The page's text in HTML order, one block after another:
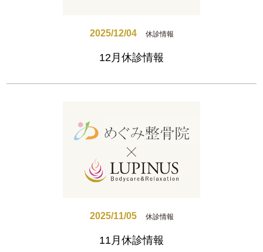
2025/12/04 休診情報
12月休診情報
2025/11/05 休診情報
11月休診情報